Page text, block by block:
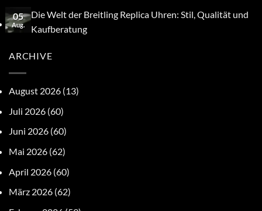
05
Aug.
Die Welt der Breitling Replica Uhren: Stil, Qualität und
Kaufberatung
ARCHIVE
August 2026 (13)
Juli 2026 (60)
Juni 2026 (60)
Mai 2026 (62)
April 2026 (60)
März 2026 (62)